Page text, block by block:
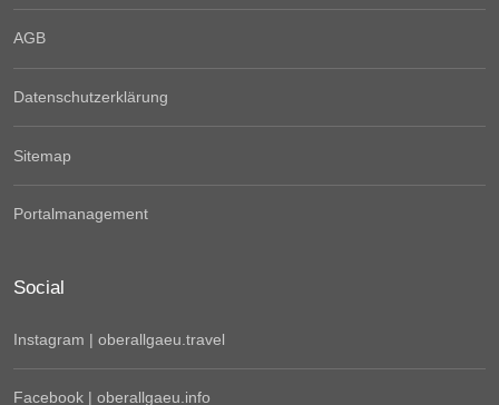
AGB
Datenschutzerklärung
Sitemap
Portalmanagement
Social
Instagram | oberallgaeu.travel
Facebook | oberallgaeu.info